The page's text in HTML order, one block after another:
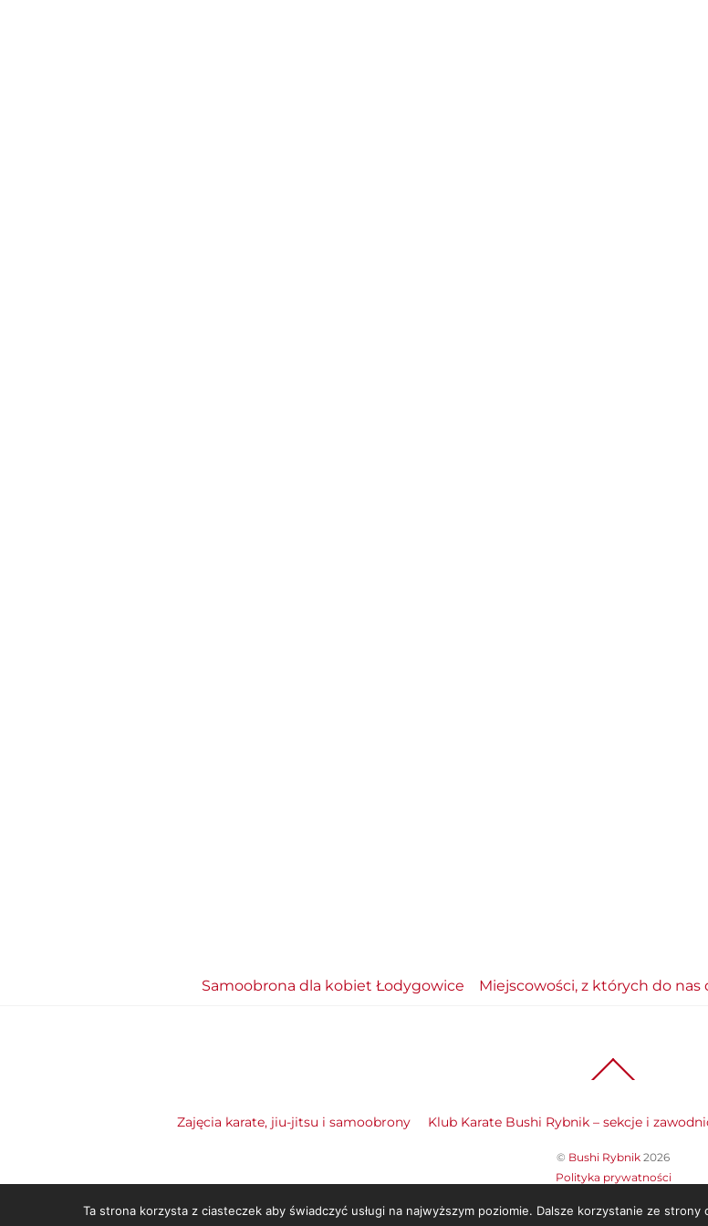
Samoobrona dla kobiet Łodygowice Miejscowości, z których do nas
To
Zajęcia karate, jiu-jitsu i samoobrony
Klub Karate Bushi Rybnik – sekcje i
© Bushi Rybnik 2026
Polityka prywatności
Ta strona korzysta z ciasteczek aby świadczyć usługi na najwyższym poziomie. Dalsze korzystanie ze strony